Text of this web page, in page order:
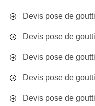
Devis pose de
Devis pose de
Devis pose de
Devis pose de
Devis pose de